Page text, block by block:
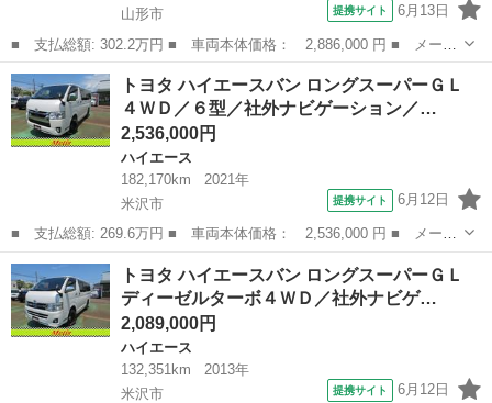
山形市
提携サイト 6月13日
■ 支払総額: 302.2万円 ■ 車両本体価格： 2,886,000 円 ■ メーカ
ー名： トヨタ ■ 車種名： ハイエースバン ■ グレード名： ロ
ングＤＸ ＧＬパッケージ ４ＷＤ ナビ バックカメラ Ｂｌｕｅ
ｔｏｏｔ...
山形 山形市 ハイエース
トヨタ ハイエースバン ロングスーパーＧＬ
４ＷＤ／６型／社外ナビゲーション／…
2,536,000円
ハイエース
182,170km
2021年
米沢市
提携サイト 6月12日
■ 支払総額: 269.6万円 ■ 車両本体価格： 2,536,000 円 ■ メーカ
ー名： トヨタ ■ 車種名： ハイエースバン ■ グレード名： ロ
ングスーパーＧＬ ４ＷＤ／６型／社外ナビゲーション／ＤＴＶ／バ
ックカメ...
山形 米沢市 ハイエース
トヨタ ハイエースバン ロングスーパーＧＬ
ディーゼルターボ４ＷＤ／社外ナビゲ…
2,089,000円
ハイエース
132,351km
2013年
米沢市
提携サイト 6月12日